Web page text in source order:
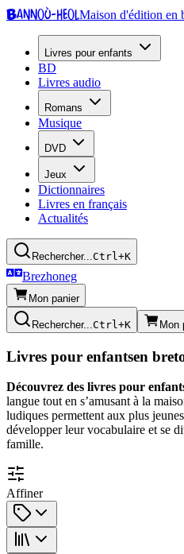
Bannoù-heolMaison d'édition en
Livres pour enfants
BD
Livres audio
Romans
Musique
DVD
Jeux
Dictionnaires
Livres en français
Actualités
Rechercher...Ctrl+K
Brezhoneg
Mon panier
Rechercher...Ctrl+K Mon
Livres pour enfantsen
Découvrez des livres pour
langue tout en s’amusant à la
ludiques permettent aux plus
développer leur vocabulaire et se
famille.
Affiner